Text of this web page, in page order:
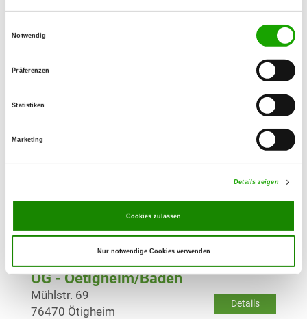
Notwendig
Präferenzen
Statistiken
Marketing
Details zeigen
Cookies zulassen
Nur notwendige Cookies verwenden
Details
Details
Malscher Str. 9
OG - Neureut
Bachenweg (neben Vogelpark)
76149 Karlsruhe
OG - Oetigheim/Baden
Details
Mühlstr. 69
76470 Ötigheim